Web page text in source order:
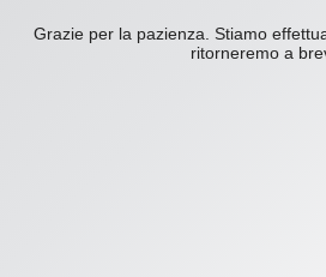
Grazie per la pazienza. Stiamo
ritorneremo a